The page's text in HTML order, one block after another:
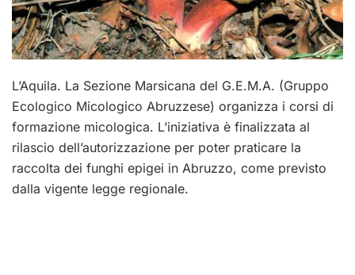
L’Aquila. La Sezione Marsicana del G.E.M.A. (Gruppo
Ecologico Micologico Abruzzese) organizza i corsi di
formazione micologica. L’iniziativa è finalizzata al
rilascio dell’autorizzazione per poter praticare la
raccolta dei funghi epigei in Abruzzo, come previsto
dalla vigente legge regionale.